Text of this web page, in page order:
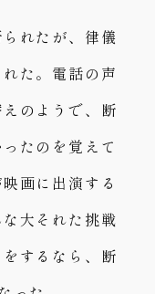
れたが、律儀
た。電話の声
のようで、断
たのを覚えて
画に出演する
大それた挑戦
をするなら、断